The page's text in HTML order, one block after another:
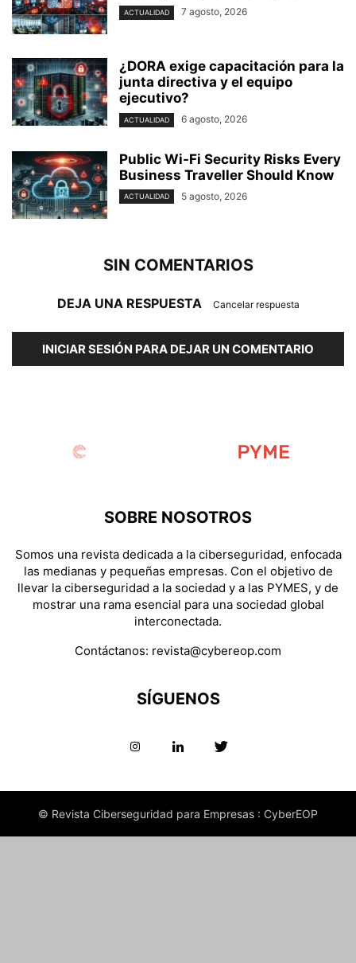
ACTUALIDAD 7 agosto, 2026
¿DORA exige capacitación para la
junta directiva y el equipo
ejecutivo?
ACTUALIDAD 6 agosto, 2026
Public Wi-Fi Security Risks Every
Business Traveller Should Know
ACTUALIDAD 5 agosto, 2026
SIN COMENTARIOS
DEJA UNA RESPUESTA Cancelar respuesta
INICIAR SESIÓN PARA DEJAR UN COMENTARIO
SOBRE NOSOTROS
Somos una revista dedicada a la ciberseguridad, enfocada
las medianas y pequeñas empresas. Con el objetivo de
llevar la ciberseguridad a la sociedad y a las PYMES, y de
mostrar una rama esencial para una sociedad global
interconectada.
Contáctanos: revista@cybereop.com
SÍGUENOS
© Revista Ciberseguridad para Empresas : CyberEOP